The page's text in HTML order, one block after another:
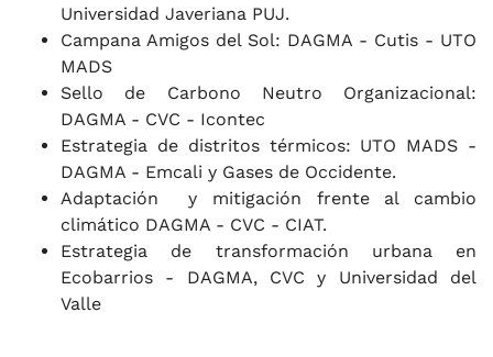
Universidad Javeriana PUJ.
Campana Amigos del Sol: DAGMA - Cutis - UTO
MADS
Sello de Carbono Neutro Organizacional:
DAGMA - CVC - Icontec
Estrategia de distritos térmicos: UTO MADS -
DAGMA - Emcali y Gases de Occidente.
Adaptación y mitigación frente al cambio
climático DAGMA - CVC - CIAT.
Estrategia de transformación urbana en
Ecobarrios - DAGMA, CVC y Universidad del
Valle